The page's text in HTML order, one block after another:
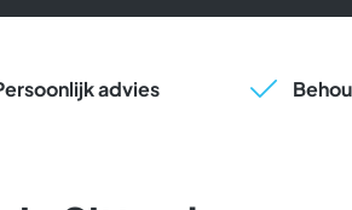
advies